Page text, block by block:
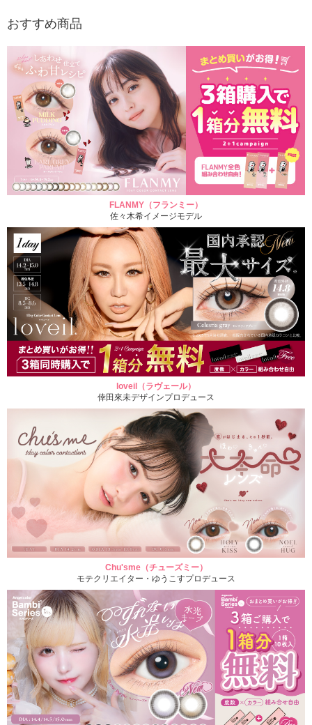
おすすめ商品
FLANMY（フランミー）
佐々木希イメージモデル
loveil（ラヴェール）
倖田來未デザインプロデュース
Chu'sme（チューズミー）
モテクリエイター・ゆうこすプロデュース